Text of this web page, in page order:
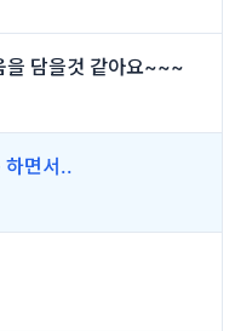
을 담을것 같아요~~~
하면서..